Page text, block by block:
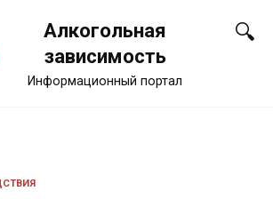
Алкогольная
зависимость
Информационный портал